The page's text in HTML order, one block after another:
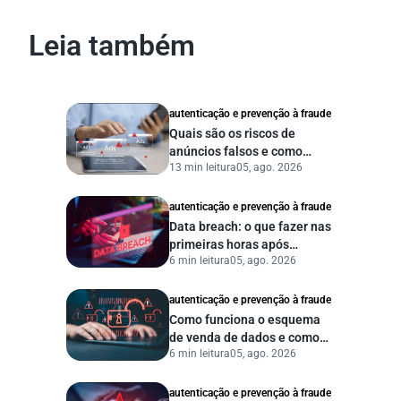
Leia também
autenticação e prevenção à fraude
Quais são os riscos de
anúncios falsos e como
proteger seu negócio?
13 min leitura05, ago. 2026
autenticação e prevenção à fraude
Data breach: o que fazer nas
primeiras horas após
vazamento de dados?
6 min leitura05, ago. 2026
autenticação e prevenção à fraude
Como funciona o esquema
de venda de dados e como
proteger sua empresa?
6 min leitura05, ago. 2026
autenticação e prevenção à fraude